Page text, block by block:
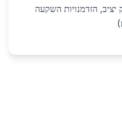
הזדמנויות השקעה